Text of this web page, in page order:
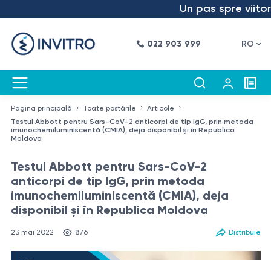
Un pas spre viitor –
022 903 999 RO
Pagina principală Toate postările
Articole
Testul Abbott pentru Sars-CoV-2 anticorpi de tip IgG, prin metoda
imunochemiluminiscentă (CMIA), deja disponibil și în Republica
Moldova
Testul Abbott pentru Sars-CoV-2
anticorpi de tip IgG, prin metoda
imunochemiluminiscentă (CMIA), deja
disponibil și în Republica Moldova
23 mai 2022 876 Distribuie